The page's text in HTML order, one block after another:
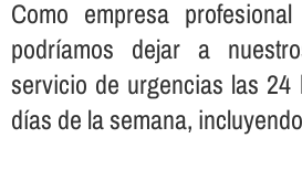
Como empresa
podrí­amos dejar a
servicio de urgencias las
dí­as de la semana,